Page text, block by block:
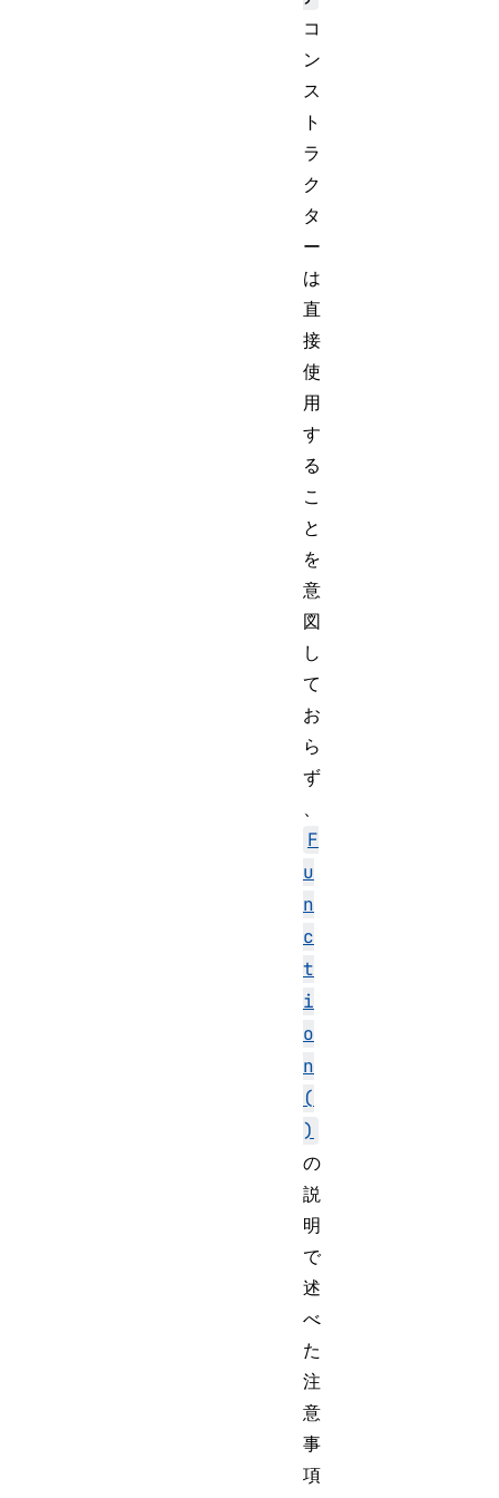
コ
ン
ス
ト
ラ
ク
タ
ー
は
直
接
使
用
す
る
こ
と
を
意
図
し
て
お
ら
ず
、
F
u
n
c
t
i
o
n
(
)
の
説
明
で
述
べ
た
注
意
事
項